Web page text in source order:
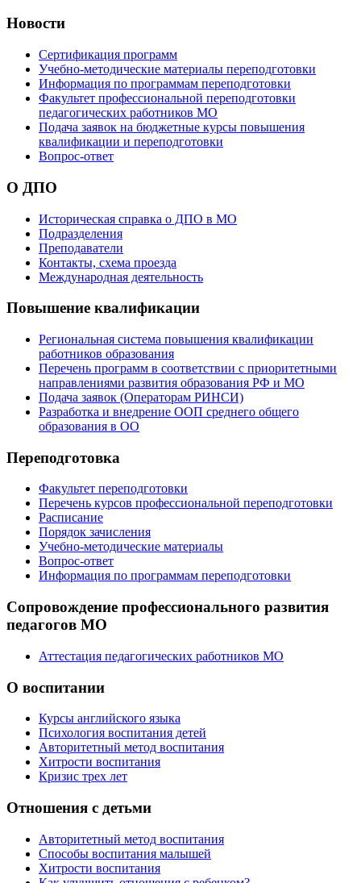
Новости
Сертификация программ
Учебно-методические материалы переподготовки
Информация по программам переподготовки
Факультет профессиональной переподготовки
педагогических работников МО
Подача заявок на бюджетные курсы повышения
квалификации и переподготовки
Вопрос-ответ
О ДПО
Историческая справка о ДПО в МО
Подразделения
Преподаватели
Контакты, схема проезда
Международная деятельность
Повышение квалификации
Региональная система повышения квалификации
работников образования
Перечень программ в соответствии с приоритетными
направлениями развития образования РФ и МО
Подача заявок (Операторам РИНСИ)
Разработка и внедрение ООП среднего общего
образования в ОО
Переподготовка
Факультет переподготовки
Перечень курсов профессиональной переподготовки
Расписание
Порядок зачисления
Учебно-методические материалы
Вопрос-ответ
Информация по программам переподготовки
Сопровождение профессионального развития
педагогов МО
Аттестация педагогических работников МО
О воспитании
Курсы английского языка
Психология воспитания детей
Авторитетный метод воспитания
Хитрости воспитания
Кризис трех лет
Отношения с детьми
Авторитетный метод воспитания
Способы воспитания малышей
Хитрости воспитания